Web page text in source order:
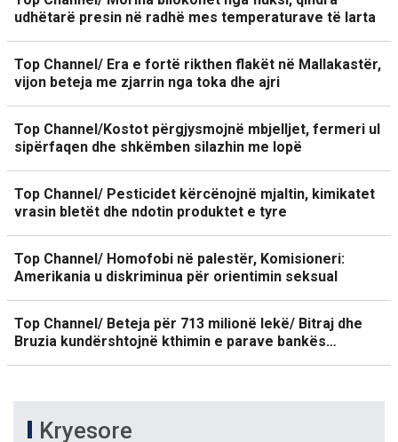
udhëtarë presin në radhë mes temperaturave të larta
Top Channel/ Era e fortë rikthen flakët në Mallakastër,
vijon beteja me zjarrin nga toka dhe ajri
Top Channel/Kostot përgjysmojnë mbjelljet, fermeri ul
sipërfaqen dhe shkëmben silazhin me lopë
Top Channel/ Pesticidet kërcënojnë mjaltin, kimikatet
vrasin bletët dhe ndotin produktet e tyre
Top Channel/ Homofobi në palestër, Komisioneri:
Amerikania u diskriminua për orientimin seksual
Top Channel/ Beteja për 713 milionë lekë/ Bitraj dhe
Bruzia kundërshtojnë kthimin e parave bankës…
Kryesore